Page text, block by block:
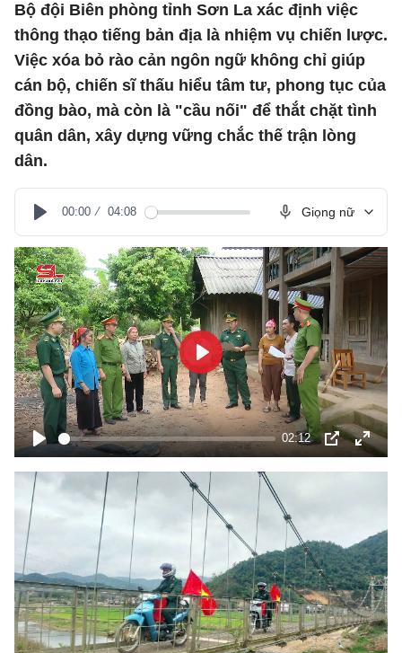
Bộ đội Biên phòng tỉnh Sơn La xác định việc
thông thạo tiếng bản địa là nhiệm vụ chiến lược.
Việc xóa bỏ rào cản ngôn ngữ không chỉ giúp
cán bộ, chiến sĩ thấu hiểu tâm tư, phong tục của
đồng bào, mà còn là "cầu nối" để thắt chặt tình
quân dân, xây dựng vững chắc thế trận lòng
dân.
Play
00:00 04:08 Giọng nữ
Play
02:12
PIP Toàn
Play